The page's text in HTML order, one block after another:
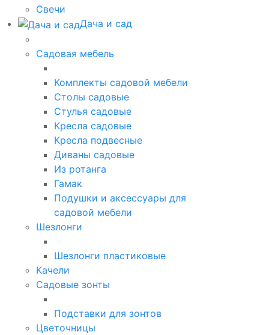
Свечи
Дача и сад
Садовая мебель
Комплекты садовой мебели
Столы садовые
Стулья садовые
Кресла садовые
Кресла подвесные
Диваны садовые
Из ротанга
Гамак
Подушки и аксессуары для
садовой мебели
Шезлонги
Шезлонги пластиковые
Качели
Садовые зонты
Подставки для зонтов
Цветочницы